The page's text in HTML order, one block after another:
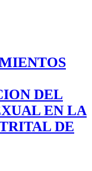
DEL
EN LA
DE